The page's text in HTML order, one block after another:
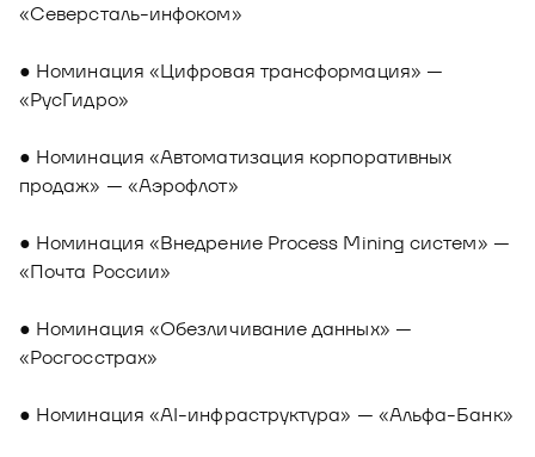
«Северсталь-инфоком»
● Номинация «Цифровая трансформация» —
«РусГидро»
● Номинация «Автоматизация корпоративных
продаж» — «Аэрофлот»
● Номинация «Внедрение Process Mining систем» —
«Почта России»
● Номинация «Обезличивание данных» —
«Росгосстрах»
● Номинация «AI-инфраструктура» — «Альфа-Банк»